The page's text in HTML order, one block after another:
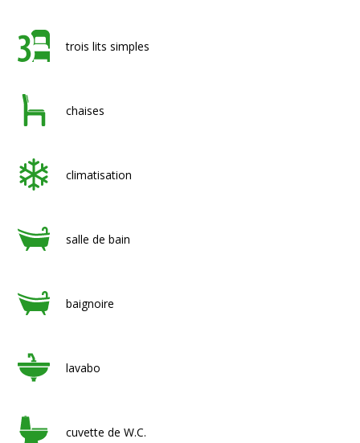
trois lits simples
chaises
climatisation
salle de bain
baignoire
lavabo
cuvette de W.C.